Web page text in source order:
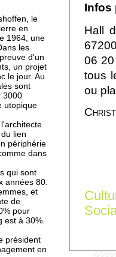
d'un
le
en
1964, une
les
d'un
un projet
le jour. Au
sont
3000
utopique
lien
périphérie
dans
qui sont
années 80.
et
de
pour
est à 30%.
président
en
Infos
Hall
06
tous
ou